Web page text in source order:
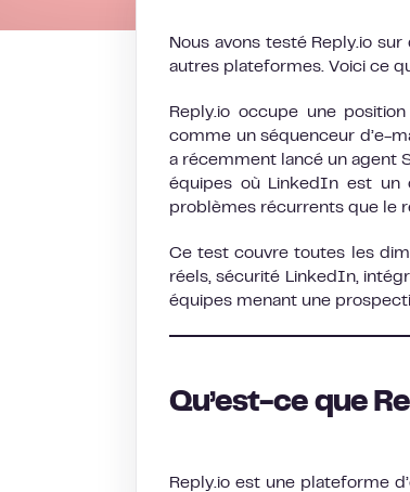
Nous avons testé Reply.io
autres plateformes. Voici ce
Reply.io occupe une
comme un séquenceur d’e-
a récemment lancé un agent
équipes où LinkedIn est un
problèmes récurrents que le
Ce test couvre toutes les
réels, sécurité LinkedIn,
équipes menant une
Qu’est-ce que
Reply.io est une plateforme